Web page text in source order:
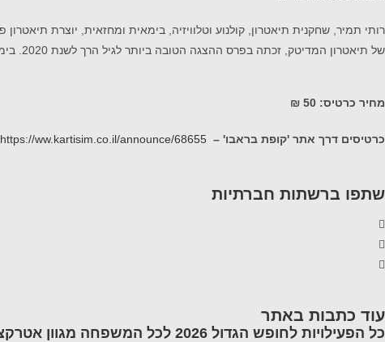
של תיאטרון המדיטק, זכתה בפרס ההצגה הטובה ביותר לגיל הרך לשנת 2020. בימים אלה עובדת על הצגה חדשה למבוגרים.
מחיר כרטיס: 50 ₪
כרטיסים דרך אתר 'קופת בראבו' – https://ww.kartisim.co.il/announce/68655
שתפו ברשתות חברתיות
עוד כתבות באתר
כל הפעילויות לחופש הגדול 2026 לכל המשפחה מגוון אטרקציות